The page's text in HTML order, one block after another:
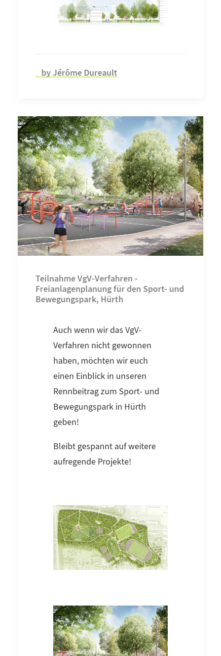
by Jérôme Dureault
Teilnahme VgV-Verfahren -
Freianlagenplanung für den Sport- und
Bewegungspark, Hürth
Auch wenn wir das VgV-
Verfahren nicht gewonnen
haben, möchten wir euch
einen Einblick in unseren
Rennbeitrag zum Sport- und
Bewegungspark in Hürth
geben!
Bleibt gespannt auf weitere
aufregende Projekte!